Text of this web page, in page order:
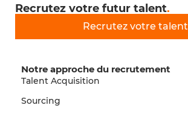
Recrutez votre futur talent.
Recrutez votre talent
Notre approche du recrutement
Talent Acquisition
Sourcing